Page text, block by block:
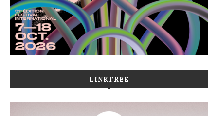
LINKTREE